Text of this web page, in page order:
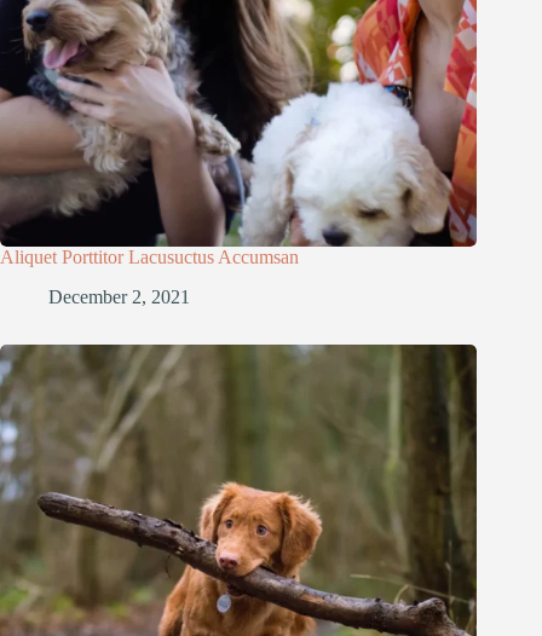
Aliquet Porttitor Lacusuctus Accumsan
December 2, 2021